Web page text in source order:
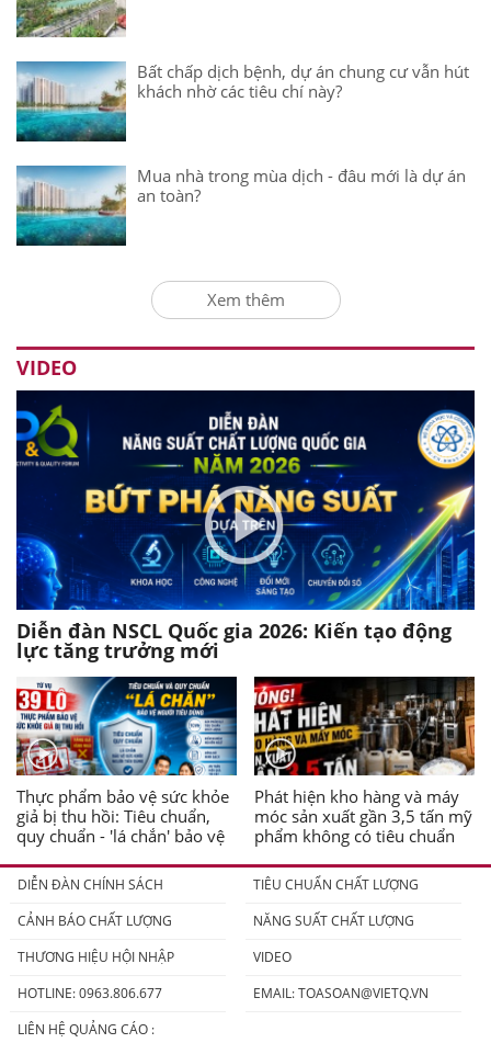
Bất chấp dịch bệnh, dự án chung cư vẫn hút
khách nhờ các tiêu chí này?
Mua nhà trong mùa dịch - đâu mới là dự án
an toàn?
Xem thêm
VIDEO
Diễn đàn NSCL Quốc gia 2026: Kiến tạo động
lực tăng trưởng mới
Thực phẩm bảo vệ sức khỏe
giả bị thu hồi: Tiêu chuẩn,
quy chuẩn - 'lá chắn' bảo vệ
Phát hiện kho hàng và máy
móc sản xuất gần 3,5 tấn mỹ
phẩm không có tiêu chuẩn
DIỄN ĐÀN CHÍNH SÁCH
TIÊU CHUẨN CHẤT LƯỢNG
CẢNH BÁO CHẤT LƯỢNG
NĂNG SUẤT CHẤT LƯỢNG
THƯƠNG HIỆU HỘI NHẬP
VIDEO
HOTLINE: 0963.806.677
EMAIL:TOASOAN@VIETQ.VN
LIÊN HỆ QUẢNG CÁO :